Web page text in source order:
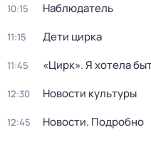
10:15 Наблюдатель
11:15 Дети цирка
11:45 «Цирк». Я хотела
12:30 Новости культуры
12:45 Новости. Подробно